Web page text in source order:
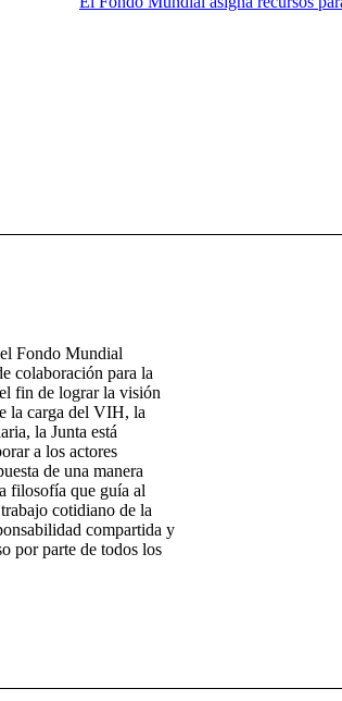
Fondo Mundial
colaboración para la
fin de lograr la visión
la carga del VIH, la
la Junta está
a los actores
de una manera
filosofía que guía al
cotidiano de la
compartida y
por parte de todos los